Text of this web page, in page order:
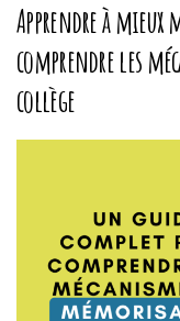
Apprendre à
comprendre les
collège